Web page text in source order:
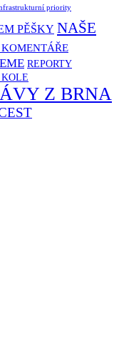
priority
PĚŠKY NAŠE
REPORTY
Z BRNA